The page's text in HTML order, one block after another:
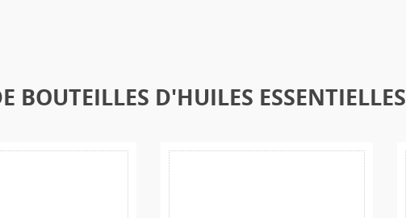
BOUTEILLES D'HUILES ESSENTIELLES